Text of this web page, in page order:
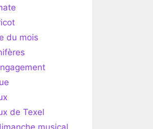
du mois
de Texel
musical